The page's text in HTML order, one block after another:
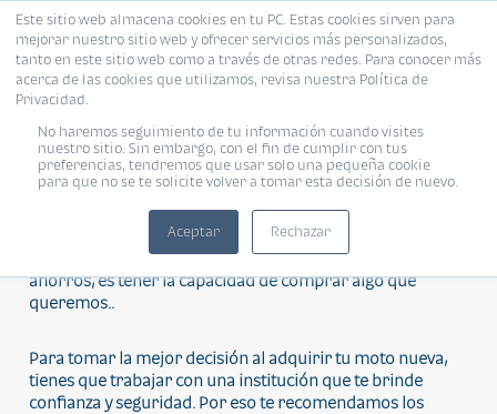
Este sitio web almacena cookies en tu PC. Estas cookies sirven para
mejorar nuestro sitio web y ofrecer servicios más personalizados,
tanto en este sitio web como a través de otras redes. Para conocer más
acerca de las cookies que utilizamos, revisa nuestra Política de
Privacidad.
No haremos seguimiento de tu información cuando visites
nuestro sitio. Sin embargo, con el fin de cumplir con tus
preferencias, tendremos que usar solo una pequeña cookie
para que no se te solicite volver a tomar esta decisión de nuevo.
Aceptar Rechazar
SOLICITA TU PRÉSTAMO
No hay duda que una de las mayores satisfacciones que
nos puede brindar nuestro trabajo diario o nuestros
ahorros, es tener la capacidad de comprar algo que
queremos..
Para tomar la mejor decisión al adquirir tu moto nueva,
tienes que trabajar con una institución que te brinde
confianza y seguridad. Por eso te recomendamos los